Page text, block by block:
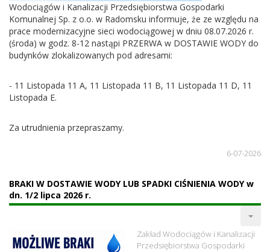
Wodociągów i Kanalizacji Przedsiębiorstwa Gospodarki
Komunalnej Sp. z o.o. w Radomsku informuje, że ze względu na
prace modernizacyjne sieci wodociągowej w dniu 08.07.2026 r.
(środa) w godz. 8-12 nastąpi PRZERWA w DOSTAWIE WODY do
budynków zlokalizowanych pod adresami:
- 11 Listopada 11 A, 11 Listopada 11 B, 11 Listopada 11 D, 11
Listopada E.
Za utrudnienia przepraszamy.
6-07-2026
BRAKI W DOSTAWIE WODY LUB SPADKI CIŚNIENIA WODY w
dn. 1/2 lipca 2026 r.
Zakład Wodociągów i Kanalizacji
Przedsiębiorstwa Gospodarki